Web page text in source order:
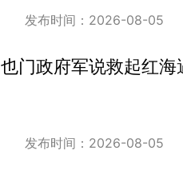
发布时间：2026-08-05
也门政府军说救起红
发布时间：2026-08-05